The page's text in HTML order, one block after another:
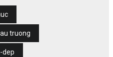
truong
dep